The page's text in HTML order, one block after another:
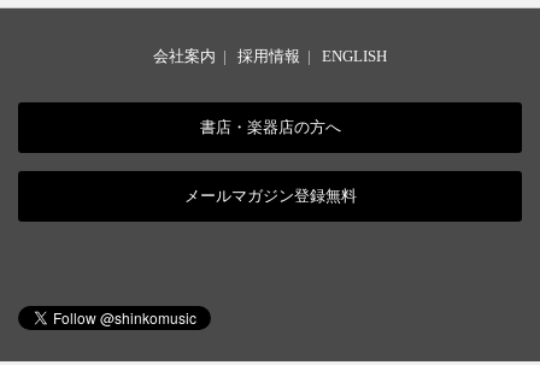
会社案内 | 採用情報 | ENGLISH
書店・楽器店の方へ
メールマガジン登録無料